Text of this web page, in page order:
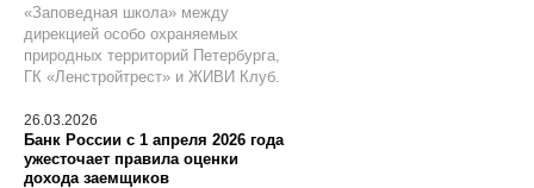
«Заповедная школа» между
дирекцией особо охраняемых
природных территорий Петербурга,
ГК «Ленстройтрест» и ЖИВИ Клуб.
26.03.2026
Банк России с 1 апреля 2026 года
ужесточает правила оценки
дохода заемщиков